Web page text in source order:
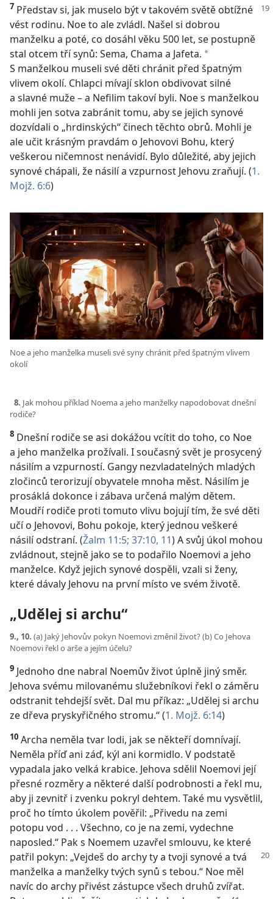
7 Představ si, jak muselo být v takovém světě obtížné
vést rodinu. Noe to ale zvládl. Našel si dobrou
manželku a poté, co dosáhl věku 500 let, se postupně
stal otcem tří synů: Sema, Chama a Jafeta. a
S manželkou museli své děti chránit před špatným
vlivem okolí. Chlapci mívají sklon obdivovat silné
a slavné muže – a Nefilim takoví byli. Noe s manželkou
mohli jen sotva zabránit tomu, aby se jejich synové
dozvídali o „hrdinských“ činech těchto obrů. Mohli je
ale učit krásným pravdám o Jehovovi Bohu, který
veškerou ničemnost nenávidí. Bylo důležité, aby jejich
synové chápali, že násilí a vzpurnost Jehovu zraňují. (1.
Mojž. 6:6)
Noe a jeho manželka museli své syny chránit před špatným vlivem
okolí
8. Jak mohou příklad Noema a jeho manželky napodobovat dnešní
rodiče?
8 Dnešní rodiče se asi dokážou vcítit do toho, co Noe
a jeho manželka prožívali. I současný svět je prosycený
násilím a vzpurností. Gangy nezvladatelných mladých
zločinců terorizují obyvatele mnoha měst. Násilím je
prosáklá dokonce i zábava určená malým dětem.
Moudří rodiče proti tomuto vlivu bojují tím, že své děti
učí o Jehovovi, Bohu pokoje, který jednou veškeré
násilí odstraní. (Žalm 11:5; 37:10, 11) A svůj úkol mohou
zvládnout, stejně jako se to podařilo Noemovi a jeho
manželce. Když jejich synové dospěli, vzali si ženy,
které dávaly Jehovu na první místo ve svém životě.
„Udělej si archu“
9., 10. (a) Jaký Jehovův pokyn Noemovi změnil život? (b) Co Jehova
Noemovi řekl o arše a jejím účelu?
9 Jednoho dne nabral Noemův život úplně jiný směr.
Jehova svému milovanému služebníkovi řekl o záměru
odstranit tehdejší svět. Dal mu příkaz: „Udělej si archu
ze dřeva pryskyřičného stromu.“ (1. Mojž. 6:14)
10 Archa neměla tvar lodi, jak se někteří domnívají.
Neměla příď ani záď, kýl ani kormidlo. V podstatě
vypadala jako velká krabice. Jehova sdělil Noemovi její
přesné rozměry a některé další podrobnosti a řekl mu,
aby ji zevnitř i zvenku pokryl dehtem. Také mu vysvětlil,
proč ho tímto úkolem pověřil: „Přivedu na zemi
potopu vod . . . Všechno, co je na zemi, vydechne
naposled.“ Pak s Noemem uzavřel smlouvu, ke které
patřil pokyn: „Vejdeš do archy ty a tvoji synové a tvá
manželka a manželky tvých synů s tebou.“ Noe měl
navíc do archy přivést zástupce všech druhů zvířat.